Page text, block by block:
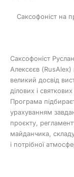
Саксофоніст на
Саксофоніст Руслан
Алексєєв (RusAlex)
великий досвід
ділових і
Програма
урахуванням
проєкту,
майданчика,
і потрібної